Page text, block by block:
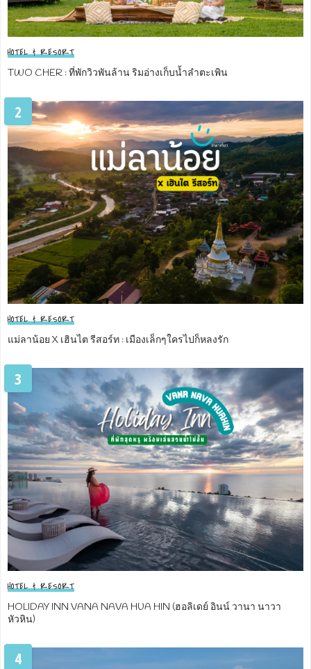
HOTEL & RESORT
TWO CHER : ที่พักวิวพันล้าน ริมอ่างเก็บน้ำลำตะเพิน
2
HOTEL & RESORT
แม่ลาน้อย X เฮินไต รีสอร์ท : เมืองเล็กๆใครไปก็หลงรัก
3
HOTEL & RESORT
HOLIDAY INN VANA NAVA HUA HIN (ฮอลิเดย์ อินน์ วานา นาวา
หัวหิน)
4